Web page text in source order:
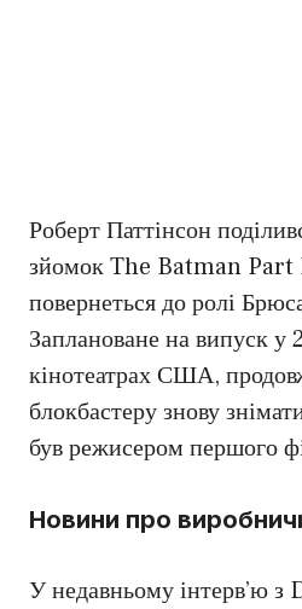
Роберт Паттінсон
зйомок The Batman Part
повернеться до ролі
Заплановане на випуск у
кінотеатрах США,
блокбастеру знову
був режисером першого
Новини про
У недавньому інтерв’ю з